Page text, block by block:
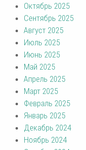
Октябрь 2025
Сентябрь 2025
Август 2025
Июль 2025
Июнь 2025
Май 2025
Апрель 2025
Март 2025
Февраль 2025
Январь 2025
Декабрь 2024
Ноябрь 2024